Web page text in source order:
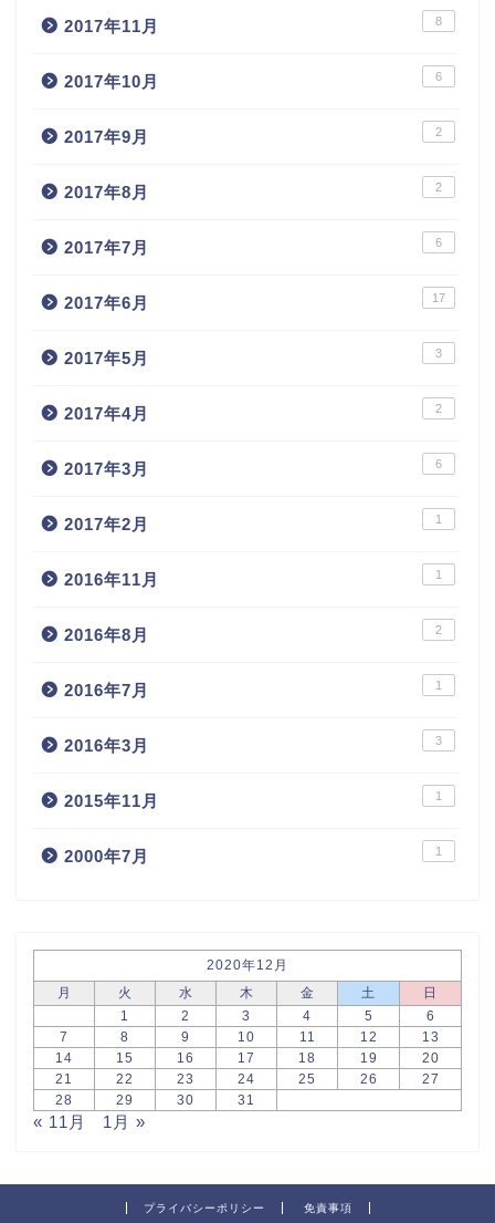
2017年11月 8
2017年10月 6
2017年9月 2
2017年8月 2
2017年7月 6
2017年6月 17
2017年5月 3
2017年4月 2
2017年3月 6
2017年2月 1
2016年11月 1
2016年8月 2
2016年7月 1
2016年3月 3
2015年11月 1
2000年7月 1
2020年12月
月
火 水 木 金 土
日
1
2 3 4 5
6
7
8 9 10 11 12
13
14
15 16 17 18 19
20
21
22 23 24 25 26
27
28
29 30 31
« 11月 1月 »
プライバシーポリシー 免責事項